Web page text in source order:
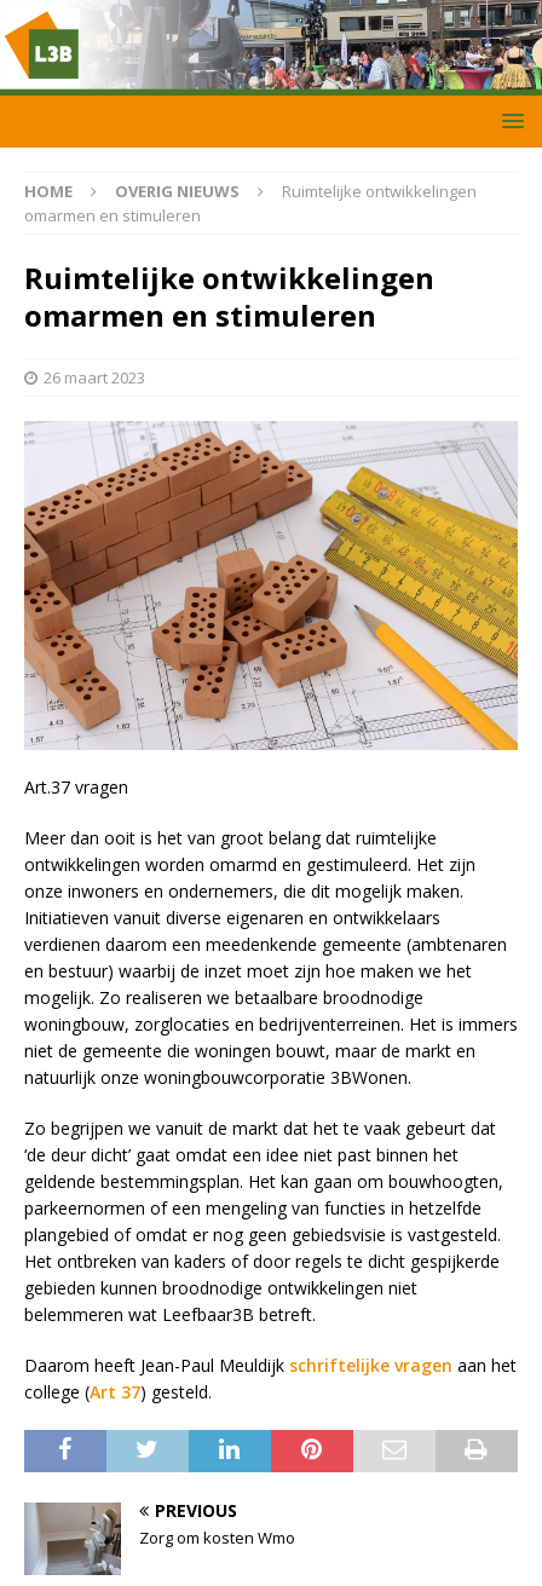
HOME OVERIG NIEUWS
Ruimtelijke ontwikkelingen
omarmen en stimuleren
Ruimtelijke ontwikkelingen
omarmen en stimuleren
26 maart 2023
Art.37 vragen
Meer dan ooit is het van groot belang dat ruimtelijke
ontwikkelingen worden omarmd en gestimuleerd. Het zijn
onze inwoners en ondernemers, die dit mogelijk maken.
Initiatieven vanuit diverse eigenaren en ontwikkelaars
verdienen daarom een meedenkende gemeente (ambtenaren
en bestuur) waarbij de inzet moet zijn hoe maken we het
mogelijk. Zo realiseren we betaalbare broodnodige
woningbouw, zorglocaties en bedrijventerreinen. Het is immers
niet de gemeente die woningen bouwt, maar de markt en
natuurlijk onze woningbouwcorporatie 3BWonen.
Zo begrijpen we vanuit de markt dat het te vaak gebeurt dat
‘de deur dicht’ gaat omdat een idee niet past binnen het
geldende bestemmingsplan. Het kan gaan om bouwhoogten,
parkeernormen of een mengeling van functies in hetzelfde
plangebied of omdat er nog geen gebiedsvisie is vastgesteld.
Het ontbreken van kaders of door regels te dicht gespijkerde
gebieden kunnen broodnodige ontwikkelingen niet
belemmeren wat Leefbaar3B betreft.
Daarom heeft Jean-Paul Meuldijk schriftelijke vragen aan het
college (Art 37) gesteld.
PREVIOUS
Zorg om kosten Wmo